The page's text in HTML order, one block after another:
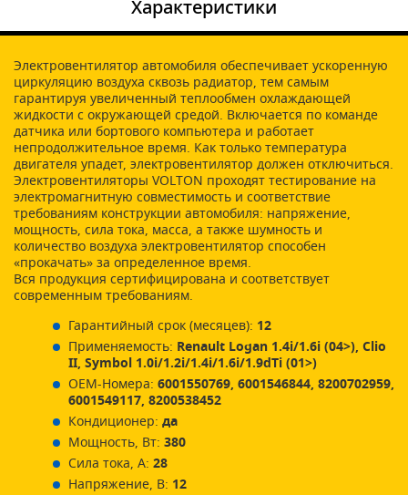
Характеристики
Электровентилятор автомобиля обеспечивает ускоренную
циркуляцию воздуха сквозь радиатор, тем самым
гарантируя увеличенный теплообмен охлаждающей
жидкости с окружающей средой. Включается по команде
датчика или бортового компьютера и работает
непродолжительное время. Как только температура
двигателя упадет, электровентилятор должен отключиться.
Электровентиляторы VOLTON проходят тестирование на
электромагнитную совместимость и соответствие
требованиям конструкции автомобиля: напряжение,
мощность, сила тока, масса, а также шумность и
количество воздуха электровентилятор способен
«прокачать» за определенное время.
Вся продукция сертифицирована и соответствует
современным требованиям.
Гарантийный срок (месяцев): 12
Применяемость: Renault Logan 1.4i/1.6i (04>), Clio
II, Symbol 1.0i/1.2i/1.4i/1.6i/1.9dTi (01>)
ОЕМ-Номера: 6001550769, 6001546844, 8200702959,
6001549117, 8200538452
Кондиционер: да
Мощность, Вт: 380
Сила тока, А: 28
Напряжение, В: 12